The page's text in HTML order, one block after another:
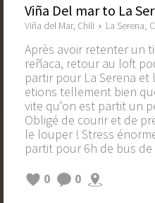
Viña Del mar to La
Viña del Mar, Chili › La Serena,
Après avoir retenter un
reñaca, retour au loft
partir pour La Serena
etions tellement bien
vite qu'on est partit un
Obligé de courir et de
le louper ! Stress
partit pour 6h de bus
0
0